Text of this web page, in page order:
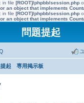
: in file [ROOT]/phpbb/session.php
an object that implements
: in file [ROOT]/phpbb/session.php
an object that implements
問題提起
提起 専用掲示板